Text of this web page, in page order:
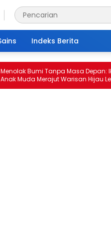
Indeks Berita
Bumi Tanpa Masa Depan: Ikhtiar
Merajut Warisan Hijau Lewat